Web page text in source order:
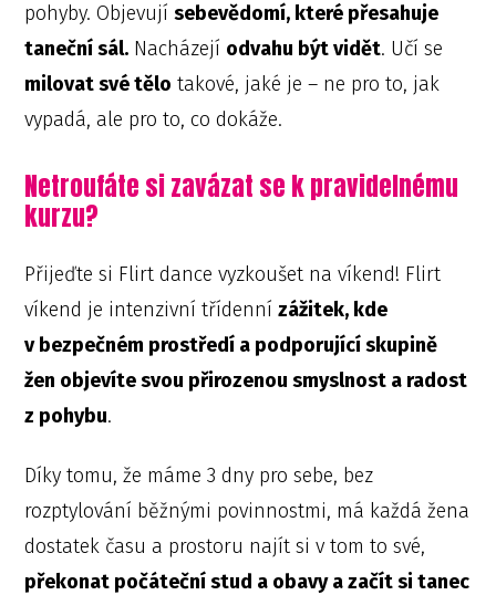
pohyby. Objevujísebevědomí, které přesahuje
taneční sál. Nacházejí odvahu být vidět. Učí se
milovat své tělo takové, jaké je – ne pro to, jak
vypadá, ale pro to, co dokáže.
Netroufáte si zavázat se k pravidelnému
kurzu?
Přijeďte si Flirt dance vyzkoušet na víkend! Flirt
víkend je intenzivní třídennízážitek, kde
v bezpečném prostředí a podporující skupině
žen objevíte svou přirozenou smyslnost a radost
z pohybu.
Díky tomu, že máme 3 dny pro sebe, bez
rozptylování běžnými povinnostmi, má každá žena
dostatek času a prostoru najít si v tom to své,
překonat počáteční stud a obavy a začít si tanec